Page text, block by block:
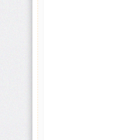
background-
color
background-
image
background-
origin
background-
position
background-